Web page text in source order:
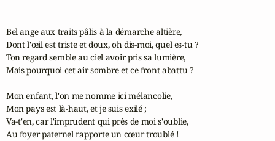
Bel ange aux traits pâlis à la démarche altière,
Dont l'œil est triste et doux, oh dis-moi, quel es-tu ?
Ton regard semble au ciel avoir pris sa lumière,
Mais pourquoi cet air sombre et ce front abattu ?
Mon enfant, l'on me nomme ici mélancolie,
Mon pays est là-haut, et je suis exilé ;
Va-t'en, car l'imprudent qui près de moi s'oublie,
Au foyer paternel rapporte un cœur troublé !